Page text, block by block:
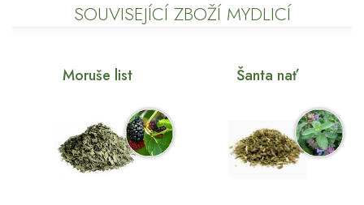
SOUVISEJÍCÍ ZBOŽÍ MYDLICÍ
Moruše list Šanta nať